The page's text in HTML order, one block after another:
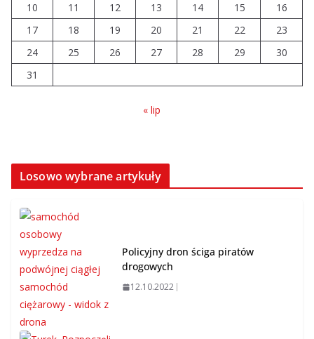
Brylant dla Turku? 255. miejsce
trudno uznać za sukces
07.08.2026
10
11 12 13 14 15
16
17
18 19 20 21 22
23
24
25 26 27 28 29
30
31
« lip
Losowo wybrane artykuły
Policyjny dron ściga piratów
drogowych
12.10.2022